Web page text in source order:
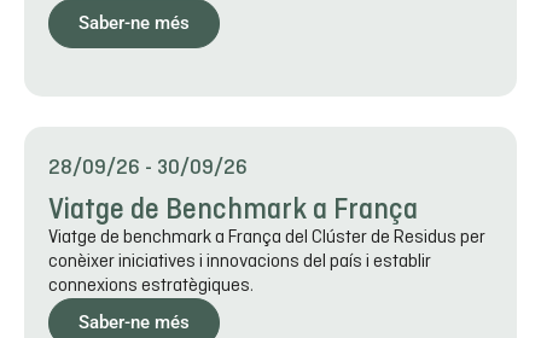
Saber-ne més
28/09/26 - 30/09/26
Viatge de Benchmark a França
Viatge de benchmark a França del Clúster de Residus per
conèixer iniciatives i innovacions del país i establir
connexions estratègiques.
Saber-ne més